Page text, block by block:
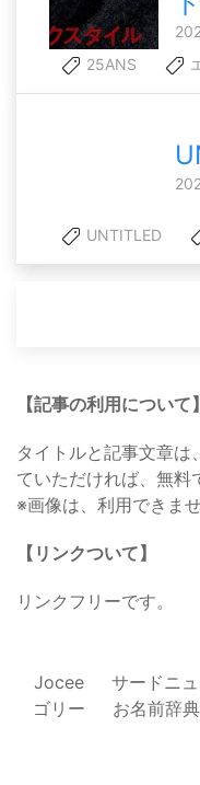
25ANS
UNTITLED
【記事の利用について】
タイトルと記事文章は
ていただければ、無料
※画像は、利用できま
【リンクついて】
リンクフリーです。
Jocee サードニ
ゴリー
お名前辞典